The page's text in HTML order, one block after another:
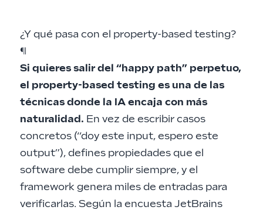
¿Y qué pasa con el property-based testing?
¶
Si quieres salir del “happy path” perpetuo,
el property-based testing es una de las
técnicas donde la IA encaja con más
naturalidad. En vez de escribir casos
concretos (“doy este input, espero este
output”), defines propiedades que el
software debe cumplir siempre, y el
framework genera miles de entradas para
verificarlas. Según la encuesta JetBrains